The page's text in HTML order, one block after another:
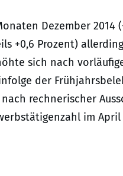
Dezember 2014
+0,6 Prozent)
sich nach
der
rechnerischer
im April